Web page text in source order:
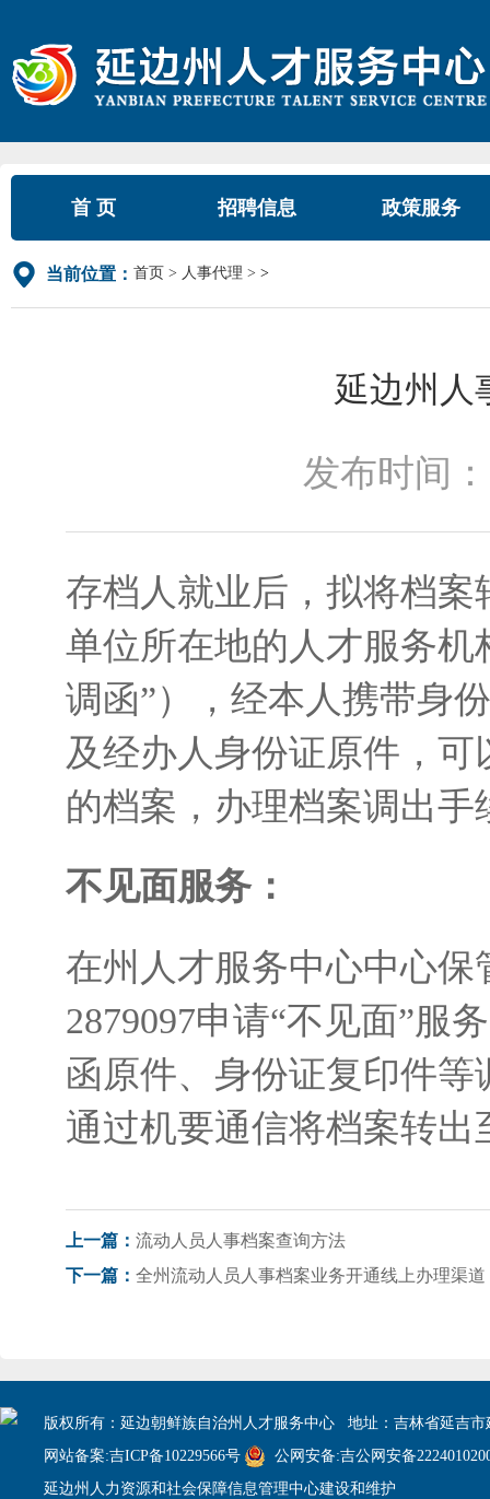
首 页 招聘信息 政策服务
当前位置： 首页 人事代理 >
延边州人
发布时间：
存档人就业后，拟将档
单位所在地的人才服务机
调函”），经本人携带身
及经办人身份证原件，
的档案，办理档案调出
不见面服务：
在州人才服务中心中心保
2879097申请“不见面”服
函原件、身份证复印件
通过机要通信将档案转出
上一篇： 流动人员人事档案查询方法
下一篇： 全州流动人员人事档案业务开通线上办理渠道
版权所有：延边朝鲜族自治州人才服务中心 地址：吉林省延吉市
网站备案:吉ICP备10229566号
公网安备:吉公网安备
延边州人力资源和社会保障信息管理中心建设和维护